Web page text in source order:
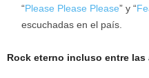
“Please Please Please” y “
escuchadas en el país.
Rock eterno incluso entre